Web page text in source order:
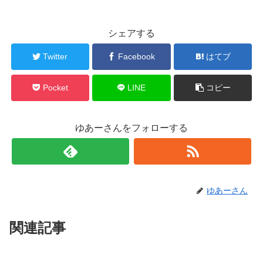
シェアする
Twitter Facebook はてブ
Pocket LINE コピー
ゆあーさんをフォローする
ゆあーさん
関連記事